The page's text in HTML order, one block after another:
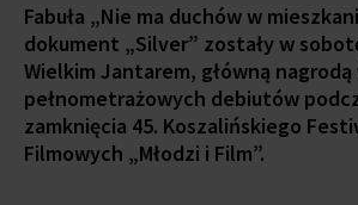
Fabuła „Nie ma duchów w
dokument „Silver” zostały w
Wielkim Jantarem, główną
pełnometrażowych debiutów
zamknięcia 45. Koszalińskiego
Filmowych „Młodzi i Film”.